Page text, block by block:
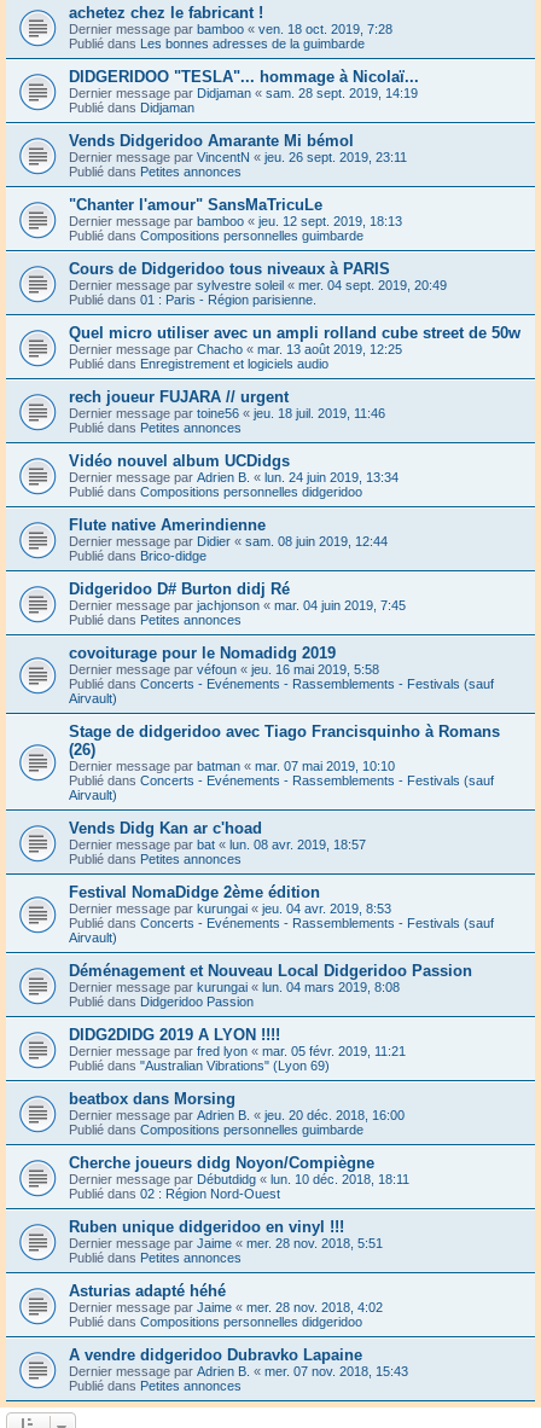
achetez chez le fabricant !
Dernier message par bamboo « ven. 18 oct. 2019, 7:28
Publié dans Les bonnes adresses de la guimbarde
DIDGERIDOO "TESLA"... hommage à Nicolaï...
Dernier message par Didjaman « sam. 28 sept. 2019, 14:19
Publié dans Didjaman
Vends Didgeridoo Amarante Mi bémol
Dernier message par VincentN « jeu. 26 sept. 2019, 23:11
Publié dans Petites annonces
"Chanter l'amour" SansMaTricuLe
Dernier message par bamboo « jeu. 12 sept. 2019, 18:13
Publié dans Compositions personnelles guimbarde
Cours de Didgeridoo tous niveaux à PARIS
Dernier message par sylvestre soleil « mer. 04 sept. 2019, 20:49
Publié dans 01 : Paris - Région parisienne.
Quel micro utiliser avec un ampli rolland cube street de 50w
Dernier message par Chacho « mar. 13 août 2019, 12:25
Publié dans Enregistrement et logiciels audio
rech joueur FUJARA // urgent
Dernier message par toine56 « jeu. 18 juil. 2019, 11:46
Publié dans Petites annonces
Vidéo nouvel album UCDidgs
Dernier message par Adrien B. « lun. 24 juin 2019, 13:34
Publié dans Compositions personnelles didgeridoo
Flute native Amerindienne
Dernier message par Didier « sam. 08 juin 2019, 12:44
Publié dans Brico-didge
Didgeridoo D# Burton didj Ré
Dernier message par jachjonson « mar. 04 juin 2019, 7:45
Publié dans Petites annonces
covoiturage pour le Nomadidg 2019
Dernier message par véfoun « jeu. 16 mai 2019, 5:58
Publié dans Concerts - Evénements - Rassemblements - Festivals (sauf
Airvault)
Stage de didgeridoo avec Tiago Francisquinho à Romans
(26)
Dernier message par batman « mar. 07 mai 2019, 10:10
Publié dans Concerts - Evénements - Rassemblements - Festivals (sauf
Airvault)
Vends Didg Kan ar c'hoad
Dernier message par bat « lun. 08 avr. 2019, 18:57
Publié dans Petites annonces
Festival NomaDidge 2ème édition
Dernier message par kurungai « jeu. 04 avr. 2019, 8:53
Publié dans Concerts - Evénements - Rassemblements - Festivals (sauf
Airvault)
Déménagement et Nouveau Local Didgeridoo Passion
Dernier message par kurungai « lun. 04 mars 2019, 8:08
Publié dans Didgeridoo Passion
DIDG2DIDG 2019 A LYON !!!!
Dernier message par fred lyon « mar. 05 févr. 2019, 11:21
Publié dans "Australian Vibrations" (Lyon 69)
beatbox dans Morsing
Dernier message par Adrien B. « jeu. 20 déc. 2018, 16:00
Publié dans Compositions personnelles guimbarde
Cherche joueurs didg Noyon/Compiègne
Dernier message par Débutdidg « lun. 10 déc. 2018, 18:11
Publié dans 02 : Région Nord-Ouest
Ruben unique didgeridoo en vinyl !!!
Dernier message par Jaime « mer. 28 nov. 2018, 5:51
Publié dans Petites annonces
Asturias adapté héhé
Dernier message par Jaime « mer. 28 nov. 2018, 4:02
Publié dans Compositions personnelles didgeridoo
A vendre didgeridoo Dubravko Lapaine
Dernier message par Adrien B. « mer. 07 nov. 2018, 15:43
Publié dans Petites annonces